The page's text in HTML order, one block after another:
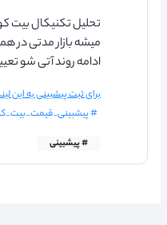
میشه بازار مدتی در
ادامه روند آتی شو
برای ثبت پیشبینی به این
#
# پیشبینی